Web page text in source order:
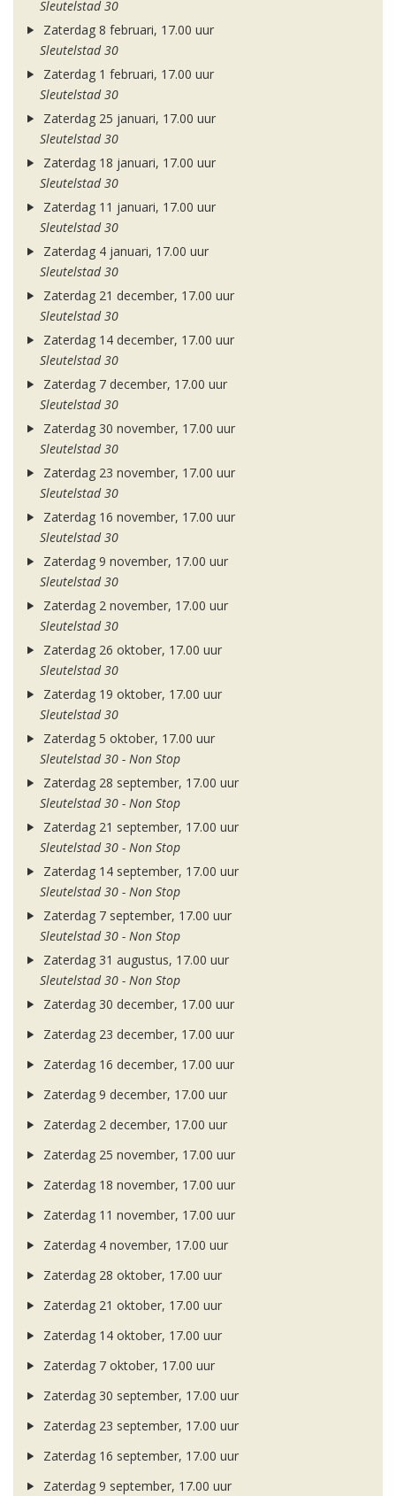
Sleutelstad 30
Zaterdag 8 februari, 17.00 uur
Sleutelstad 30
Zaterdag 1 februari, 17.00 uur
Sleutelstad 30
Zaterdag 25 januari, 17.00 uur
Sleutelstad 30
Zaterdag 18 januari, 17.00 uur
Sleutelstad 30
Zaterdag 11 januari, 17.00 uur
Sleutelstad 30
Zaterdag 4 januari, 17.00 uur
Sleutelstad 30
Zaterdag 21 december, 17.00 uur
Sleutelstad 30
Zaterdag 14 december, 17.00 uur
Sleutelstad 30
Zaterdag 7 december, 17.00 uur
Sleutelstad 30
Zaterdag 30 november, 17.00 uur
Sleutelstad 30
Zaterdag 23 november, 17.00 uur
Sleutelstad 30
Zaterdag 16 november, 17.00 uur
Sleutelstad 30
Zaterdag 9 november, 17.00 uur
Sleutelstad 30
Zaterdag 2 november, 17.00 uur
Sleutelstad 30
Zaterdag 26 oktober, 17.00 uur
Sleutelstad 30
Zaterdag 19 oktober, 17.00 uur
Sleutelstad 30
Zaterdag 5 oktober, 17.00 uur
Sleutelstad 30 - Non Stop
Zaterdag 28 september, 17.00 uur
Sleutelstad 30 - Non Stop
Zaterdag 21 september, 17.00 uur
Sleutelstad 30 - Non Stop
Zaterdag 14 september, 17.00 uur
Sleutelstad 30 - Non Stop
Zaterdag 7 september, 17.00 uur
Sleutelstad 30 - Non Stop
Zaterdag 31 augustus, 17.00 uur
Sleutelstad 30 - Non Stop
Zaterdag 30 december, 17.00 uur
Zaterdag 23 december, 17.00 uur
Zaterdag 16 december, 17.00 uur
Zaterdag 9 december, 17.00 uur
Zaterdag 2 december, 17.00 uur
Zaterdag 25 november, 17.00 uur
Zaterdag 18 november, 17.00 uur
Zaterdag 11 november, 17.00 uur
Zaterdag 4 november, 17.00 uur
Zaterdag 28 oktober, 17.00 uur
Zaterdag 21 oktober, 17.00 uur
Zaterdag 14 oktober, 17.00 uur
Zaterdag 7 oktober, 17.00 uur
Zaterdag 30 september, 17.00 uur
Zaterdag 23 september, 17.00 uur
Zaterdag 16 september, 17.00 uur
Zaterdag 9 september, 17.00 uur